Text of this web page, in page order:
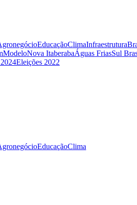
EducaçãoClimaInfraestrutura
ModeloNova ItaberabaÁguas FriasSul
Eleições 2022
EducaçãoClima